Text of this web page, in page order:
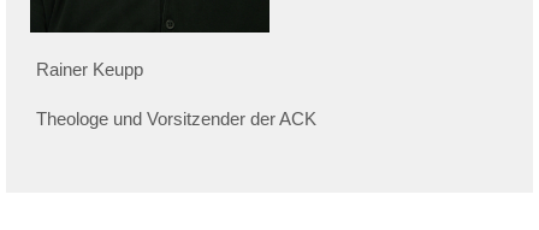
Rainer Keupp
Theologe und Vorsitzender der ACK